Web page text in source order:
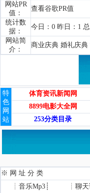
网站PR
值：
查看谷歌PR值
统计数
据：
今日：0 昨日：1
网站简
介：
商业庆典 婚礼庆
特
色
网
站
体育资讯新闻网
8899电影大全网
253分类目录
※ 网 址 分 类
┊ 音乐Mp3 ┊ ┊ 聊